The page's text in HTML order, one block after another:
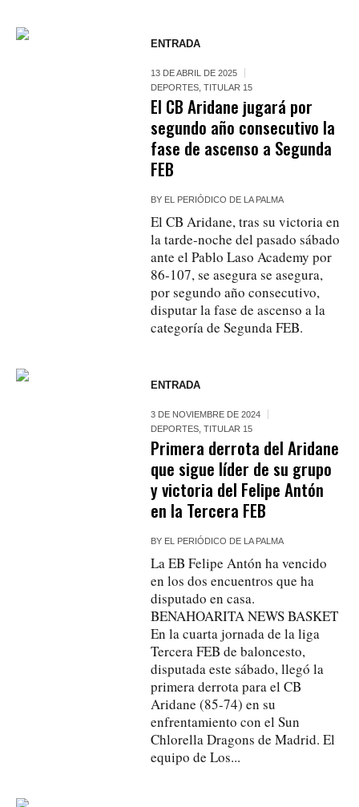
ENTRADA
13 DE ABRIL DE 2025
DEPORTES ,TITULAR 15
El CB Aridane jugará por
segundo año consecutivo la
fase de ascenso a Segunda
FEB
BY EL PERIÓDICO DE LA PALMA
El CB Aridane, tras su victoria en
la tarde-noche del pasado sábado
ante el Pablo Laso Academy por
86-107, se asegura se asegura,
por segundo año consecutivo,
disputar la fase de ascenso a la
categoría de Segunda FEB.
ENTRADA
3 DE NOVIEMBRE DE 2024
DEPORTES ,TITULAR 15
Primera derrota del Aridane
que sigue líder de su grupo
y victoria del Felipe Antón
en la Tercera FEB
BY EL PERIÓDICO DE LA PALMA
La EB Felipe Antón ha vencido
en los dos encuentros que ha
disputado en casa.
BENAHOARITA NEWS BASKET
En la cuarta jornada de la liga
Tercera FEB de baloncesto,
disputada este sábado, llegó la
primera derrota para el CB
Aridane (85-74) en su
enfrentamiento con el Sun
Chlorella Dragons de Madrid. El
equipo de Los...